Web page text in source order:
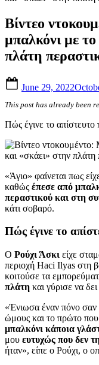
Βίντεο
μπαλκόνι με
πλάτη
on
June 29, 2022
This post has already been
Πώς έγινε το απίστευτο
«Άγιο» φαίνεται πως
καθώς έπεσε από
περαστικού και στη
κάτι σοβαρό.
Πώς έγινε το
Ο Ρούχι Άσκι είχε
περιοχή Haci Ilyas στη
κοιτούσε τα
πλάτη και γύρισε να
«Ένιωσα έναν πόνο σαν
ώμους και το πρώτο
μπαλκόνι κάποια
μου ευτυχώς που δεν
ήταν», είπε ο Ρούχι, ο